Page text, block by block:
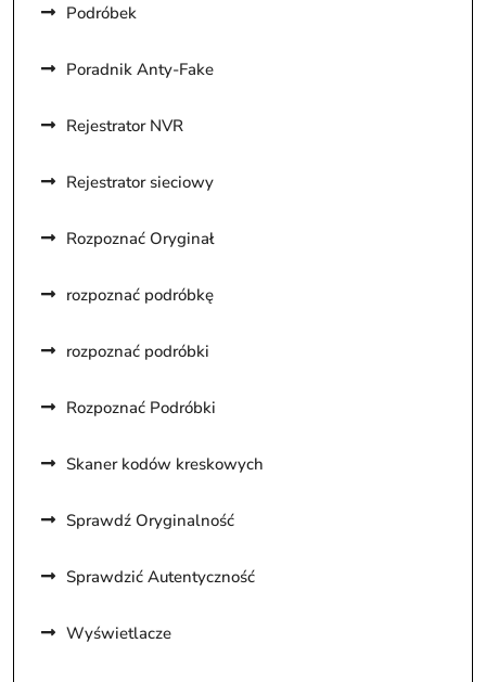
Podróbek
Poradnik Anty-Fake
Rejestrator NVR
Rejestrator sieciowy
Rozpoznać Oryginał
rozpoznać podróbkę
rozpoznać podróbki
Rozpoznać Podróbki
Skaner kodów kreskowych
Sprawdź Oryginalność
Sprawdzić Autentyczność
Wyświetlacze